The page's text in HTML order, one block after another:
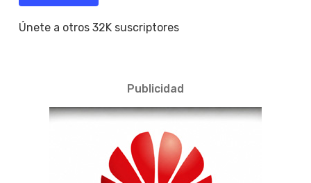
Únete a otros 32K suscriptores
Publicidad